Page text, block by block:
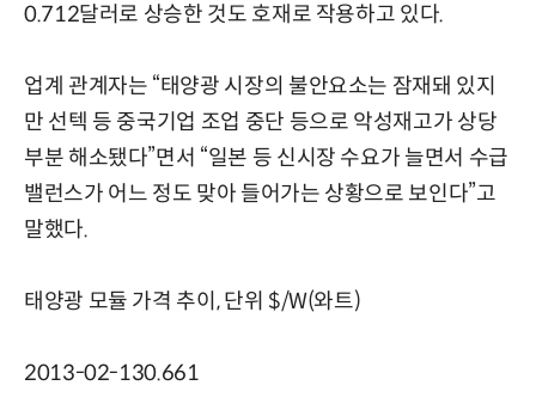
0.712달러로 상승한 것도 호재로 작용하고 있다.
업계 관계자는 “태양광 시장의 불안요소는 잠재돼 있지
만 선텍 등 중국기업 조업 중단 등으로 악성재고가 상당
부분 해소됐다”면서 “일본 등 신시장 수요가 늘면서 수급
밸런스가 어느 정도 맞아 들어가는 상황으로 보인다”고
말했다.
태양광 모듈 가격 추이, 단위 $/W(와트)
2013-02-130.661